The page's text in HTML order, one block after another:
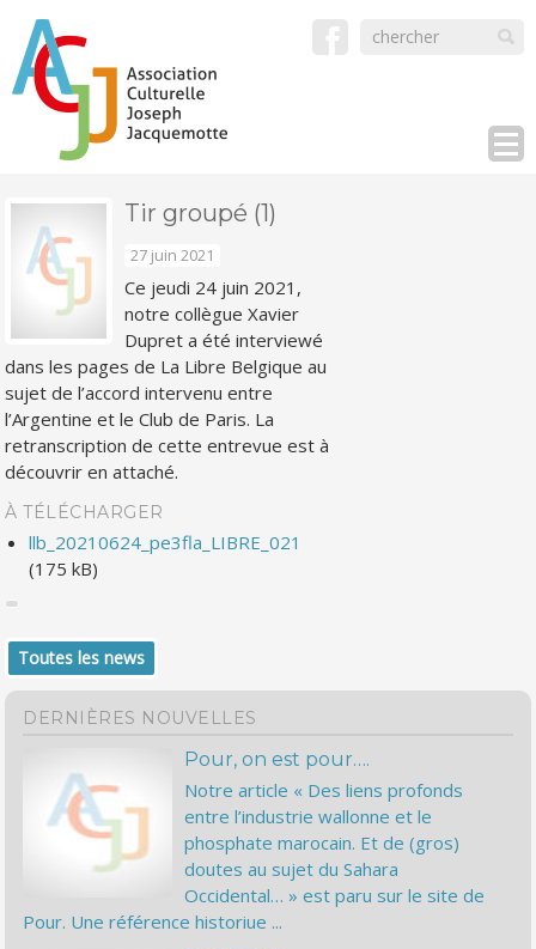
Tir groupé (1)
27 juin 2021
Ce jeudi 24 juin 2021,
notre collègue Xavier
Dupret a été interviewé
dans les pages de La Libre Belgique au
sujet de l’accord intervenu entre
l’Argentine et le Club de Paris. La
retranscription de cette entrevue est à
découvrir en attaché.
À TÉLÉCHARGER
llb_20210624_pe3fla_LIBRE_021
(175 kB)
Toutes les news
DERNIÈRES NOUVELLES
Pour, on est pour….
Notre article « Des liens profonds
entre l’industrie wallonne et le
phosphate marocain. Et de (gros)
doutes au sujet du Sahara
Occidental… » est paru sur le site de
Pour. Une référence historiue ...